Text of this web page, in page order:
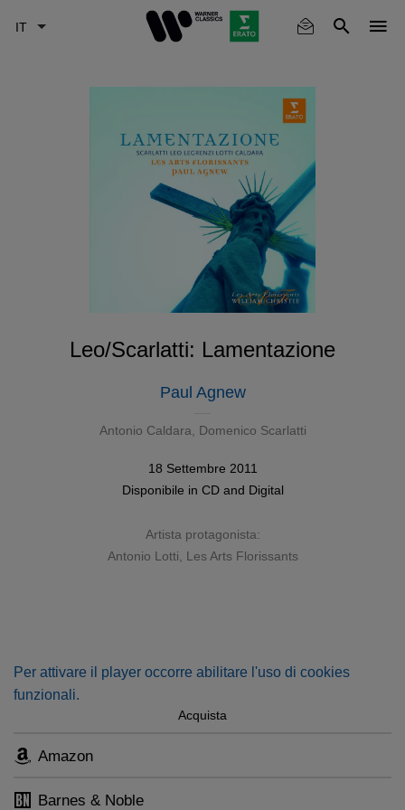
Leo/Scarlatti: Lamentazione
Paul Agnew
Antonio Caldara Domenico Scarlatti
18 Settembre 2011
Disponibile in CDand Digital
Artista protagonista:
Antonio Lotti
Les Arts Florissants
Per attivare il player occorre abilitare l'uso di cookies
funzionali.
Acquista
Amazon
Barnes & Noble